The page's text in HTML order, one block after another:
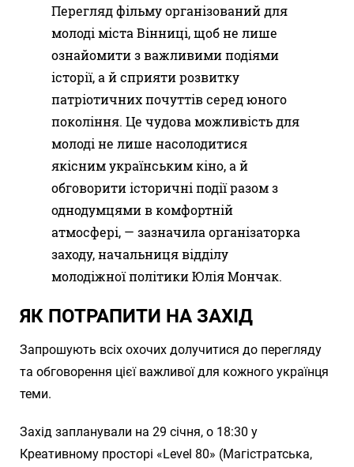
Перегляд фільму організований для
молоді міста Вінниці, щоб не лише
ознайомити з важливими подіями
історії, а й сприяти розвитку
патріотичних почуттів серед юного
покоління. Це чудова можливість для
молоді не лише насолодитися
якісним українським кіно, а й
обговорити історичні події разом з
однодумцями в комфортній
атмосфері, — зазначила організаторка
заходу, начальниця відділу
молодіжної політики Юлія Мончак.
ЯК ПОТРАПИТИ НА ЗАХІД
Запрошують всіх охочих долучитися до перегляду
та обговорення цієї важливої для кожного українця
теми.
Захід запланували на 29 січня, о 18:30 у
Креативному просторі «Level 80» (Магістратська,